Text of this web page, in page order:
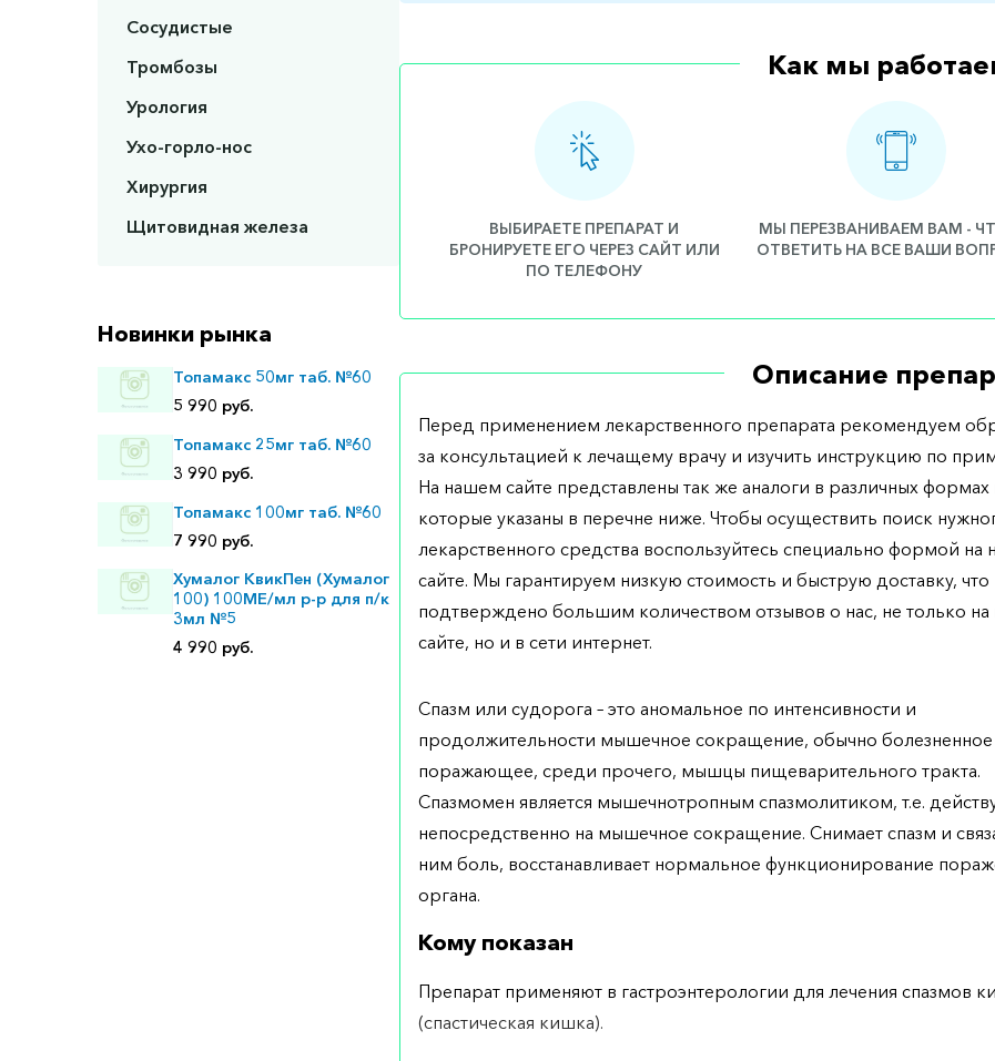
Сосудистые
Тромбозы
Урология
Ухо-горло-нос
Хирургия
Щитовидная железа
Новинки рынка
Топамакс 50мг таб. №60
5 990 руб.
Топамакс 25мг таб. №60
3 990 руб.
Топамакс 100мг таб. №60
7 990 руб.
Хумалог КвикПен (Хумалог
100) 100МЕ/мл р-р для п/к
3мл №5
4 990 руб.
Как мы
ВЫБИРАЕТЕ ПРЕПАРАТ И
БРОНИРУЕТЕ ЕГО ЧЕРЕЗ САЙТ ИЛИ
ПО ТЕЛЕФОНУ
МЫ ПЕРЕЗВАНИВАЕМ ВАМ -
ОТВЕТИТЬ НА ВСЕ ВАШИ
Описание
Перед применением лекарственного препарата рекомендуем
за консультацией к лечащему врачу и изучить инструкцию по
На нашем сайте представлены так же аналоги в различных формах
которые указаны в перечне ниже. Чтобы осуществить поиск
лекарственного средства воспользуйтесь специально формой на
сайте. Мы гарантируем низкую стоимость и быструю доставку, что
подтверждено большим количеством отзывов о нас, не только
сайте, но и в сети интернет.
Спазм или судорога – это аномальное по интенсивности и
продолжительности мышечное сокращение, обычно
поражающее, среди прочего, мышцы пищеварительного тракта.
Спазмомен является мышечнотропным спазмолитиком, т.е.
непосредственно на мышечное сокращение. Снимает спазм и
ним боль, восстанавливает нормальное функционирование
органа.
Кому показан
Препарат применяют в гастроэнтерологии для лечения спазмов
(спастическая кишка).